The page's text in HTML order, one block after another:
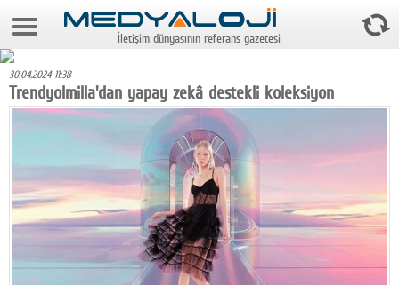
10 Ağustos 2026 3:35:08
Foto Galeri
Video Galeri
Medya
Reyting-tiraj
Teknoloji
İletişim dünyasının referans gazetesi
30.04.2024 11:38
Trendyolmilla'dan yapay zekâ destekli koleksiyon